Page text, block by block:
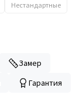
Нестандартные
Замер
Гарантия